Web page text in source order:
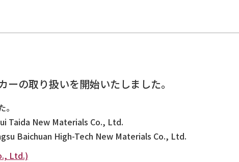
の取り扱いを開始いたしました。
Taida New Materials Co., Ltd.
Baichuan High-Tech New Materials Co., Ltd.
Ltd.)